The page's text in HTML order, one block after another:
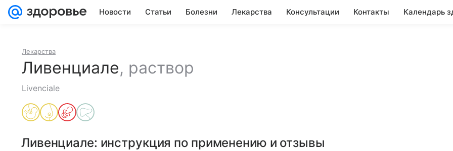
Новости Статьи Болезни Лекарства Консультации Контакты Календарь
Лекарства
Ливенциале, раствор
Livenciale
Ливенциале: инструкция по применению и отзывы